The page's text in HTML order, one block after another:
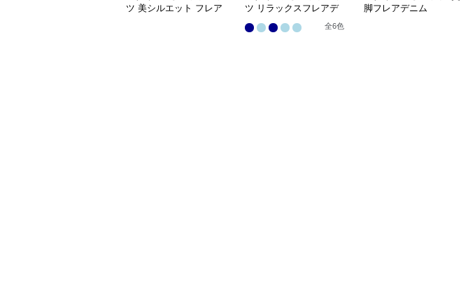
ツ 美シルエット フレア
ツ リラックスフレアデ
全6色
脚フレアデニム